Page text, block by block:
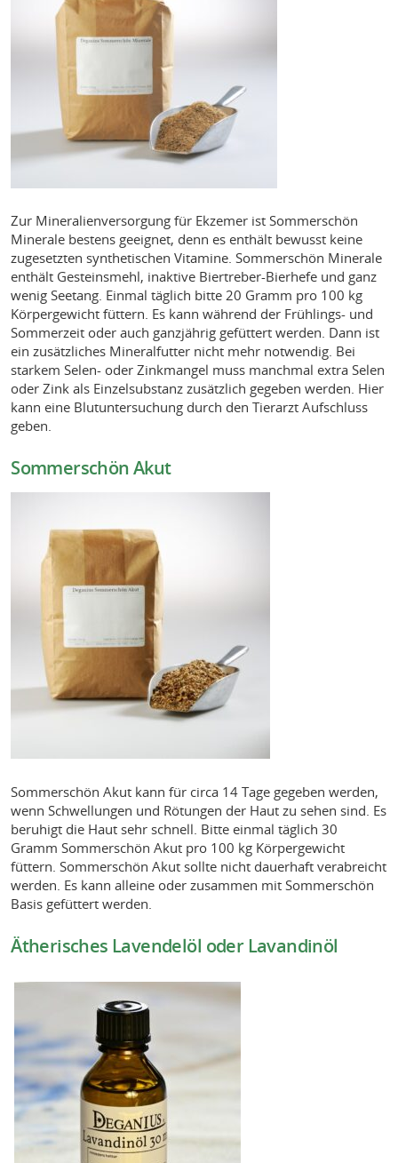
Zur Mineralienversorgung für Ekzemer ist Sommerschön
Minerale bestens geeignet, denn es enthält bewusst keine
zugesetzten synthetischen Vitamine. Sommerschön Minerale
enthält Gesteinsmehl, inaktive Biertreber-Bierhefe und ganz
wenig Seetang. Einmal täglich bitte 20 Gramm pro 100 kg
Körpergewicht füttern. Es kann während der Frühlings- und
Sommerzeit oder auch ganzjährig gefüttert werden. Dann ist
ein zusätzliches Mineralfutter nicht mehr notwendig. Bei
starkem Selen- oder Zinkmangel muss manchmal extra Selen
oder Zink als Einzelsubstanz zusätzlich gegeben werden. Hier
kann eine Blutuntersuchung durch den Tierarzt Aufschluss
geben.
Sommerschön Akut
Sommerschön Akut kann für circa 14 Tage gegeben werden,
wenn Schwellungen und Rötungen der Haut zu sehen sind. Es
beruhigt die Haut sehr schnell. Bitte einmal täglich 30
Gramm Sommerschön Akut pro 100 kg Körpergewicht
füttern. Sommerschön Akut sollte nicht dauerhaft verabreicht
werden. Es kann alleine oder zusammen mit Sommerschön
Basis gefüttert werden.
Ätherisches Lavendelöl oder Lavandinöl